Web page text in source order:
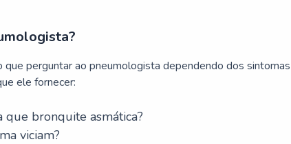
perguntar ao pneumologista dependendo dos sintomas
ele fornecer:
que bronquite asmática?
viciam?